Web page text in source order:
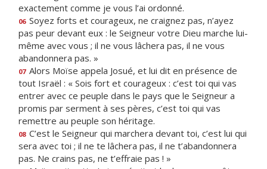
exactement comme je vous l’ai ordonné.
06 Soyez forts et courageux, ne craignez pas, n’ayez
pas peur devant eux : le Seigneur votre Dieu marche lui-
même avec vous ; il ne vous lâchera pas, il ne vous
abandonnera pas. »
07 Alors Moïse appela Josué, et lui dit en présence de
tout Israël : « Sois fort et courageux : c’est toi qui vas
entrer avec ce peuple dans le pays que le Seigneur a
promis par serment à ses pères, c’est toi qui vas
remettre au peuple son héritage.
08 C’est le Seigneur qui marchera devant toi, c’est lui qui
sera avec toi ; il ne te lâchera pas, il ne t’abandonnera
pas. Ne crains pas, ne t’effraie pas ! »